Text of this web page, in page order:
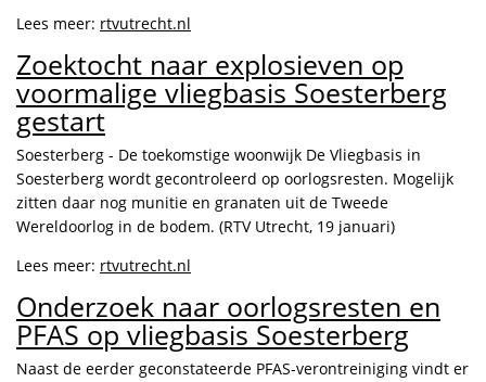
Lees meer: rtvutrecht.nl
Zoektocht naar explosieven op
voormalige vliegbasis Soesterberg
gestart
Soesterberg - De toekomstige woonwijk De Vliegbasis in
Soesterberg wordt gecontroleerd op oorlogsresten. Mogelijk
zitten daar nog munitie en granaten uit de Tweede
Wereldoorlog in de bodem. (RTV Utrecht, 19 januari)
Lees meer: rtvutrecht.nl
Onderzoek naar oorlogsresten en
PFAS op vliegbasis Soesterberg
Naast de eerder geconstateerde PFAS-verontreiniging vindt er